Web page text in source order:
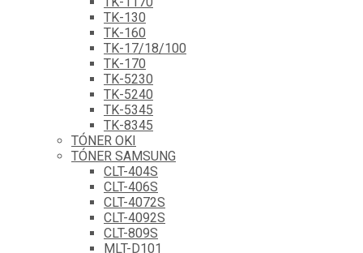
TK-130
TK-160
TK-17/18/100
TK-170
TK-5230
TK-5240
TK-5345
TK-8345
TÓNER OKI
TÓNER SAMSUNG
CLT-404S
CLT-406S
CLT-4072S
CLT-4092S
CLT-809S
MLT-D101